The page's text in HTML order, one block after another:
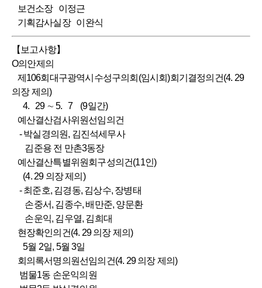
보건소장 이정근
기획감사실장 이완식
【보고사항】
O의안제의
제106회대구광역시수성구의회(임시회)회기결정의건(4. 29
의장 제의)
4. 29 ∼ 5. 7 (9일간)
예산결산검사위원선임의건
- 박실경의원, 김진석세무사
김준용 전 만촌3동장
예산결산특별위원회구성의건(11인)
(4. 29 의장 제의)
- 최준호, 김경동, 김상수, 장병태
손중서, 김종수, 배만준, 양문환
손운익, 김우열, 김희대
현장확인의건(4. 29 의장 제의)
5월 2일, 5월 3일
회의록서명의원선임의건(4. 29 의장 제의)
범물1동 손운익의원